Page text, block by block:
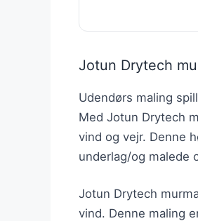
Jotun Drytech
Udendørs maling
Med Jotun Drytech
vind og vejr. Denne
underlag/og malede
Jotun Drytech
vind. Denne maling